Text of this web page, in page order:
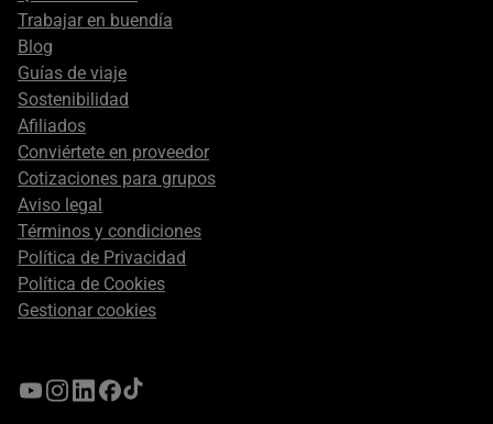
Trabajar en buendía
Blog
Guías de viaje
Sostenibilidad
Afiliados
Conviértete en proveedor
Cotizaciones para grupos
Aviso legal
Términos y condiciones
Política de Privacidad
Política de Cookies
Gestionar cookies